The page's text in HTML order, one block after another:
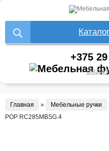
+375
Главная » Мебельные ручки
POP RC285MBSG.4